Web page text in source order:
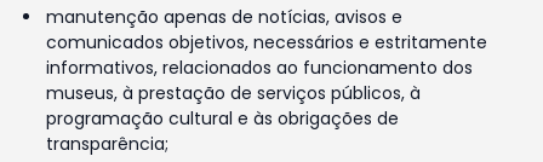
manutenção apenas de notícias, avisos e
comunicados objetivos, necessários e estritamente
informativos, relacionados ao funcionamento dos
museus, à prestação de serviços públicos, à
programação cultural e às obrigações de
transparência;